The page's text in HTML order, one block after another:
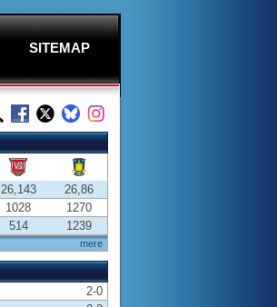
SITEMAP
mere
26,143
26,86
1028
1270
514 1239
2-0